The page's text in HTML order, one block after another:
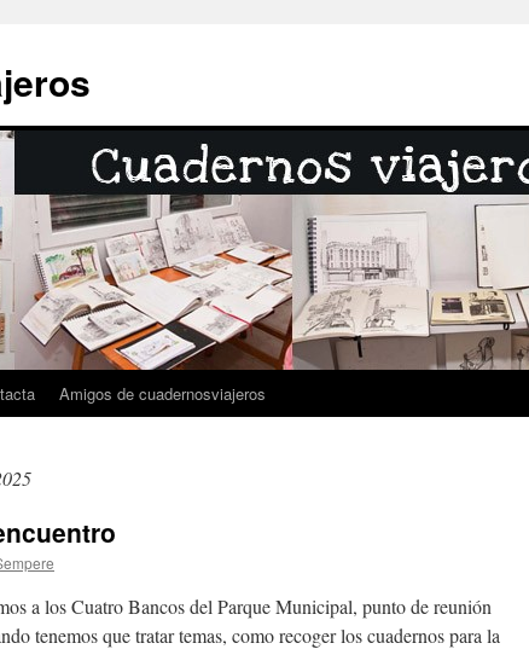
Amigos de cuadernosviajeros
a los Cuatro Bancos del Parque Municipal, punto de reunión
tenemos que tratar temas, como recoger los cuadernos para la